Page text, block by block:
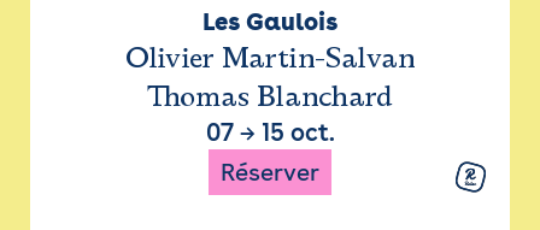
Les Gaulois
Olivier Martin-Salvan
Thomas Blanchard
07→ 15 oct.
Réserver